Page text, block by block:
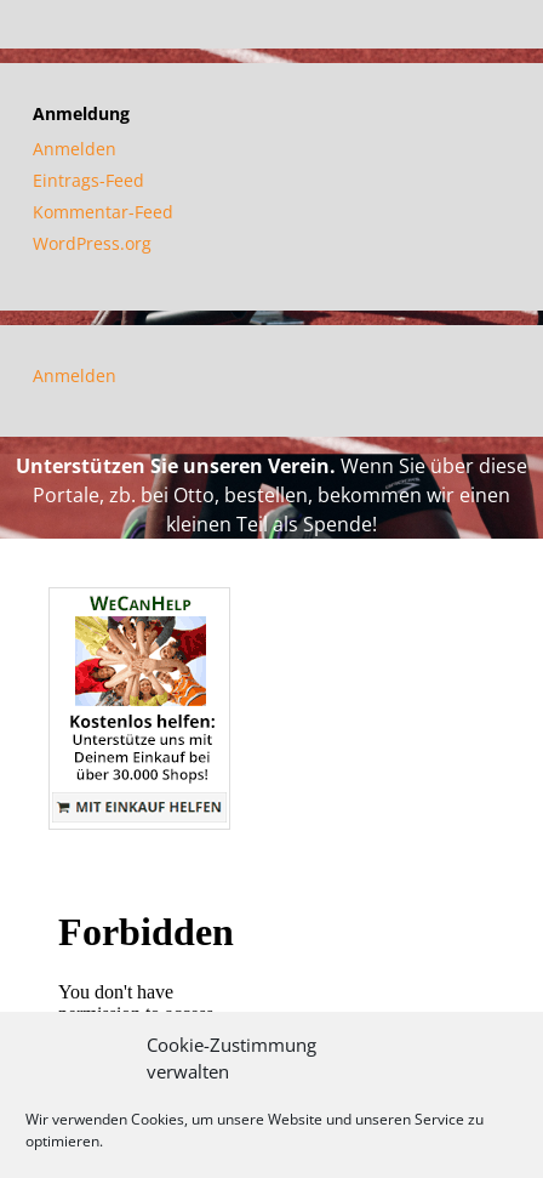
Cookie-Zustimmung
verwalten
Wir verwenden Cookies, um unsere Website und unseren Service zu
optimieren.
Anmeldung
Anmelden
Eintrags-Feed
Kommentar-Feed
WordPress.org
Anmelden
Unterstützen Sie unseren Verein. Wenn Sie über diese
Portale, zb. bei Otto, bestellen, bekommen wir einen
kleinen Teil als Spende!